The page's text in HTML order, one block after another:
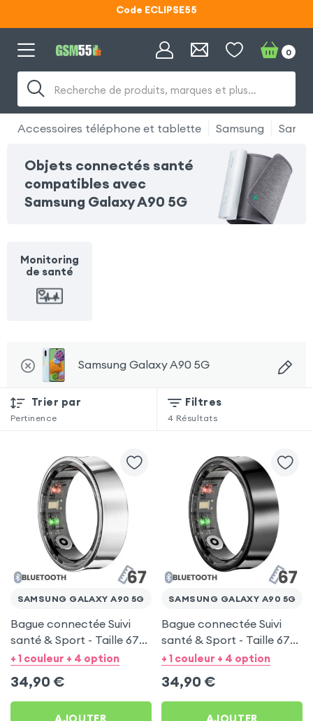
Code ECLIPSE55
Code ECLIPSE55
Recherche de produits, marques et plus…
0
Accessoires téléphone et tablette Samsung
Objets connectés santé
compatibles avec
Samsung Galaxy A90 5G
Monitoring
de santé
Samsung Galaxy A90 5G
Trier par
Pertinence
Filtres
4 Résultats
SAMSUNG GALAXY A90 5G
Bague connectée Suivi
santé & Sport - Taille 67
Argent
+ 1 couleur + 4 option
34,90 €
SAMSUNG GALAXY A90 5G
Bague connectée Suivi
santé & Sport - Taille 67
Noir
+ 1 couleur + 4 option
34,90 €